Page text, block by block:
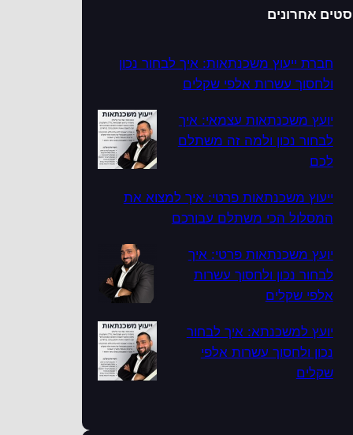
אחרונים
חברת ייעוץ משכנתאות: איך לבחור נכון
ולחסוך עשרות אלפי שקלים
יועץ משכנתאות עצמאי: איך
לבחור נכון ולמה זה משתלם
לכם
ייעוץ משכנתאות פרטי: איך למצוא את
המסלול הכי משתלם עבורכם
יועץ משכנתאות פרטי: איך
לבחור נכון ולחסוך עשרות
אלפי שקלים
יועץ למשכנתא: איך לבחור
נכון ולחסוך עשרות אלפי
שקלים